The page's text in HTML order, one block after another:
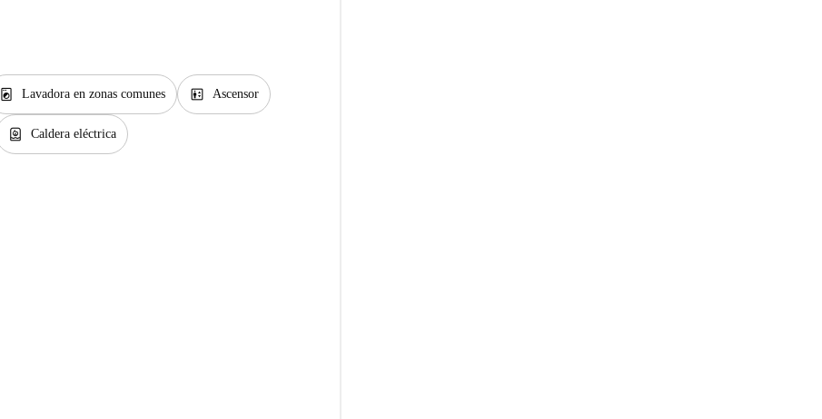
local_laundry_service Lavadora en zonas comunes elevator Ascensor
water_heater Caldera eléctrica